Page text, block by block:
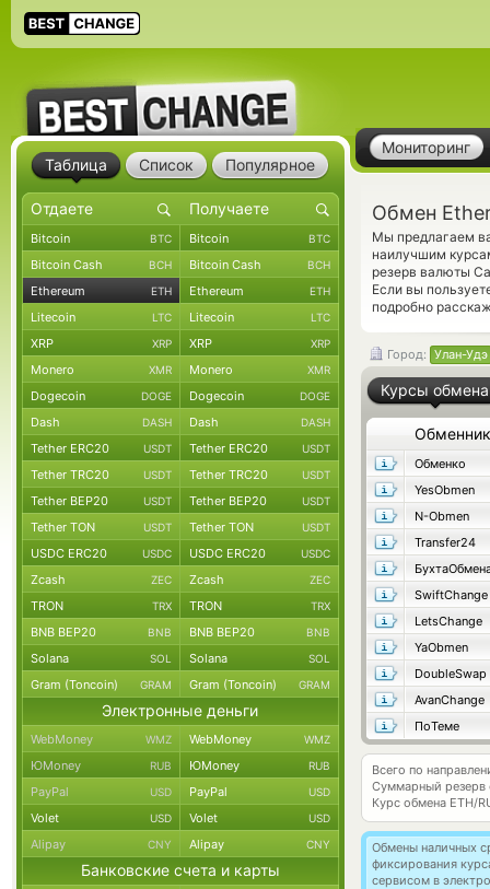
Мониторинг
Обмен
Мы предлагаем
наилучшим
резерв валюты
Если вы
подробно
Город: Улан-Удэ
Курсы обмена
Обменник
Обменко
YesObmen
N-Obmen
Transfer24
SwiftChange
LetsChange
YaObmen
DoubleSwap
AvanChange
ПоТеме
Всего по
Суммарный резерв
Курс обмена ETH/
Обмены наличных
фиксирования
сервисом в
Таблица Список Популярное
Bitcoin BTC Bitcoin BTC
Bitcoin Cash BCH Bitcoin Cash BCH
Ethereum ETH Ethereum ETH
Litecoin LTC Litecoin LTC
XRP XRP XRP XRP
Monero XMR Monero XMR
Dogecoin DOGE Dogecoin DOGE
Dash DASH Dash DASH
Tether ERC20 USDT Tether ERC20 USDT
Tether TRC20 USDT Tether TRC20 USDT
Tether BEP20 USDT Tether BEP20 USDT
Tether TON USDT Tether TON USDT
USDC ERC20 USDC USDC ERC20 USDC
Zcash ZEC Zcash ZEC
TRON TRX TRON TRX
BNB BEP20 BNB BNB BEP20 BNB
Solana SOL Solana SOL
Gram (Toncoin) GRAM Gram (Toncoin) GRAM
Электронные деньги
WebMoney WMZ WebMoney WMZ
ЮMoney RUB ЮMoney RUB
PayPal USD PayPal USD
Volet USD Volet USD
Alipay CNY Alipay CNY
Банковские счета и карты